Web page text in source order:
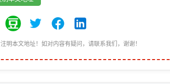
明本文地址！如对内容有疑问，请联系我们，谢谢！